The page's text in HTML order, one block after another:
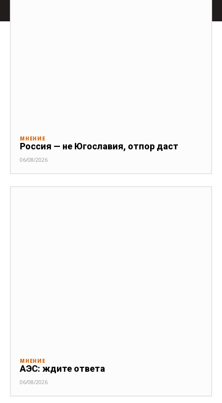
МНЕНИЕ
Россия — не Югославия, отпор даст
06/08/2026
МНЕНИЕ
АЭС: ждите ответа
06/08/2026